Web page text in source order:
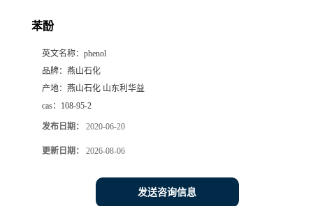
苯酚
英文名称： phenol
品牌： 燕山石化
产地： 燕山石化 山东利华益
cas： 108-95-2
发布日期： 2020-06-20
更新日期： 2026-08-06
发送咨询信息